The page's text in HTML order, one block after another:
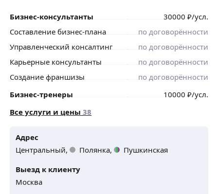
Бизнес-консультанты 30000 ₽/усл.
Составление бизнес-плана
по договорённости
Управленческий консалтинг
по договорённости
Карьерные консультанты
по договорённости
Создание франшизы
по договорённости
Бизнес-тренеры
10000 ₽/усл.
Все услуги и цены 38
Адрес
Центральный,
Полянка,
Пушкинская
Выезд к клиенту
Москва